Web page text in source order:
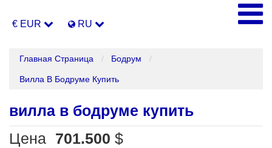
€ EUR RU
Главная Страница Бодрум
Вилла В Бодруме Купить
вилла в бодруме купить
Цена 701.500 $